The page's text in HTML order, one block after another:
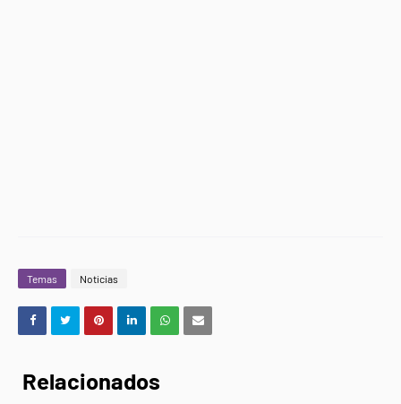
Temas Noticias
Relacionados